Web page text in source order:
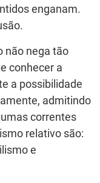
enganam.
não nega tão
conhecer a
a possibilidade
admitindo
correntes
relativo são:
e